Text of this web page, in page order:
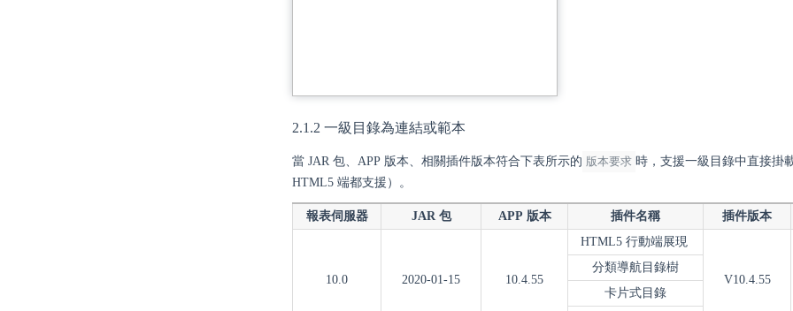
2.1.2 一級目錄為連結或範本
當 JAR 包、APP 版本、相關插件版本符合下表所示的 版本要求 時，支援一級目錄中直接掛
HTML5 端都支援）。
報表伺服器 JAR 包 APP 版本 插件名稱 插件版本
10.0 2020-01-15 10.4.55
HTML5 行動端展現
V10.4.55
分類導航目錄樹
卡片式目錄